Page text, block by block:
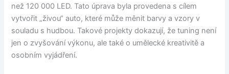
než 120 000 LED. Tato úprava byla provedena s cílem
vytvořit „živou“ auto, které může měnit barvy a vzory v
souladu s hudbou. Takové projekty dokazují, že tuning není
jen o zvyšování výkonu, ale také o umělecké kreativitě a
osobním vyjádření.